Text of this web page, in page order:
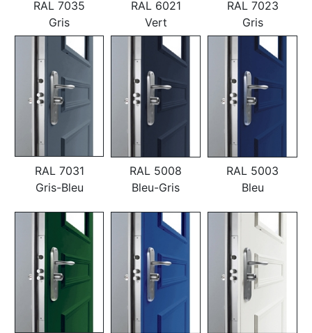
RAL 7035
Gris
RAL 6021
Vert
RAL 7023
Gris
RAL 7031
Gris-Bleu
RAL 5008
Bleu-Gris
RAL 5003
Bleu